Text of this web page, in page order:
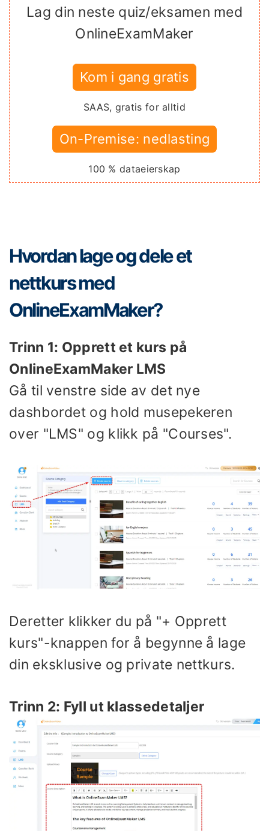
Lag din neste quiz/eksamen med
OnlineExamMaker
Kom i gang gratis
SAAS, gratis for alltid
On-Premise: nedlasting
100 % dataeierskap
Hvordan lage og dele et
nettkurs med
OnlineExamMaker?
Trinn 1: Opprett et kurs på
OnlineExamMaker LMS
Gå til venstre side av det nye
dashbordet og hold musepekeren
over "LMS" og klikk på "Courses".
Deretter klikker du på "+ Opprett
kurs"-knappen for å begynne å lage
din eksklusive og private nettkurs.
Trinn 2: Fyll ut klassedetaljer